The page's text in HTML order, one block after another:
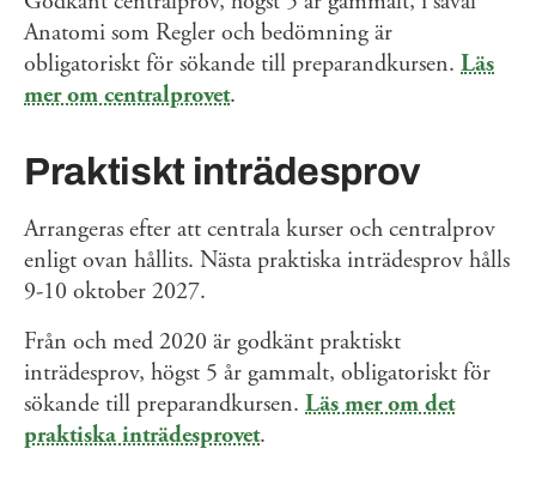
Anatomi som Regler och bedömning är
obligatoriskt för sökande till preparandkursen. Läs
mer om centralprovet.
Praktiskt inträdesprov
Arrangeras efter att centrala kurser och centralprov
enligt ovan hållits. Nästa praktiska inträdesprov hålls
9-10 oktober 2027.
Från och med 2020 är godkänt praktiskt
inträdesprov, högst 5 år gammalt, obligatoriskt för
sökande till preparandkursen. Läs mer om det
praktiska inträdesprovet.